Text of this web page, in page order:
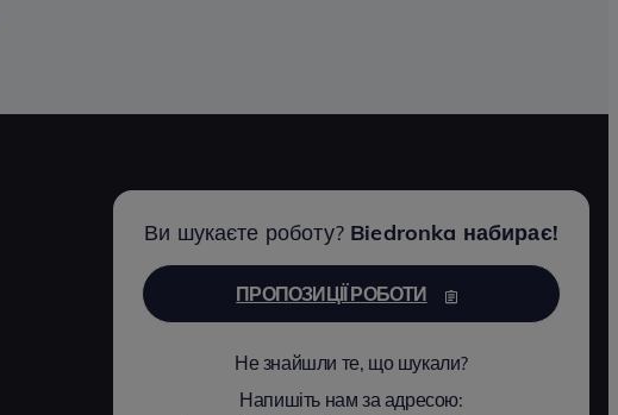
Ви шукаєте роботу? Biedronka набирає!
ПРОПОЗИЦІЇ РОБОТИ
Не знайшли те, що шукали?
Напишіть нам за адресою: